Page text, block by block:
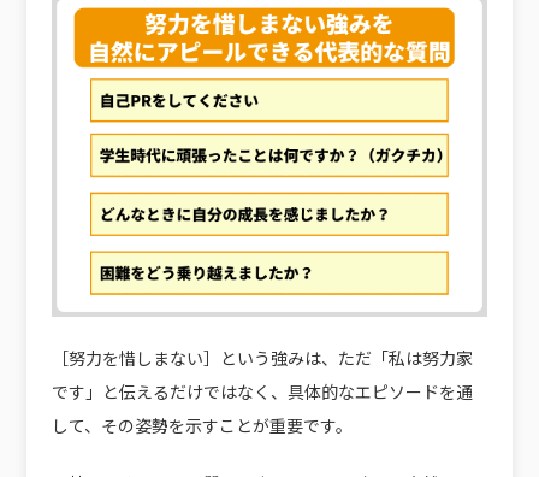
［努力を惜しまない］という強みは、ただ「私は努力家
です」と伝えるだけではなく、具体的なエピソードを通
して、その姿勢を示すことが重要です。